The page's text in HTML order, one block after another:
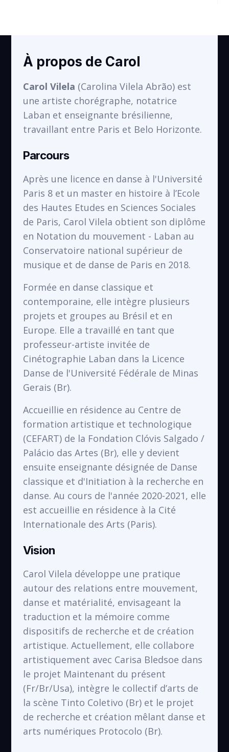
VOIR
À propos de Carol
Carol Vilela (Carolina Vilela Abrão) est
une artiste chorégraphe, notatrice
Laban et enseignante brésilienne,
travaillant entre Paris et Belo Horizonte.
Parcours
Après une licence en danse à l'Université
Paris 8 et un master en histoire à l’Ecole
des Hautes Etudes en Sciences Sociales
de Paris, Carol Vilela obtient son diplôme
en Notation du mouvement - Laban au
Conservatoire national supérieur de
musique et de danse de Paris en 2018.
Formée en danse classique et
contemporaine, elle intègre plusieurs
projets et groupes au Brésil et en
Europe. Elle a travaillé en tant que
professeur-artiste invitée de
Cinétographie Laban dans la Licence
Danse de l'Université Fédérale de Minas
Gerais (Br).
Accueillie en résidence au Centre de
formation artistique et technologique
(CEFART) de la Fondation Clóvis Salgado /
Palácio das Artes (Br), elle y devient
ensuite enseignante désignée de Danse
classique et d'Initiation à la recherche en
danse. Au cours de l'année 2020-2021, elle
est accueillie en résidence à la Cité
Internationale des Arts (Paris).
Vision
Carol Vilela développe une pratique
autour des relations entre mouvement,
danse et matérialité, envisageant la
traduction et la mémoire comme
dispositifs de recherche et de création
artistique. Actuellement, elle collabore
artistiquement avec Carisa Bledsoe dans
le projet Maintenant du présent
(Fr/Br/Usa), intègre le collectif d’arts de
la scène Tinto Coletivo (Br) et le projet
de recherche et création mêlant danse et
arts numériques Protocolo (Br).